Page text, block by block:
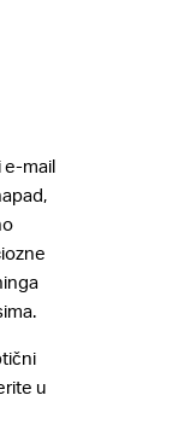
mail
u